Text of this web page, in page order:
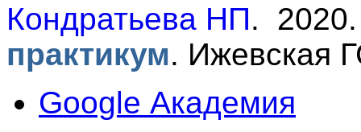
Кондратьева НП.
практикум. Ижевская
Google Академия